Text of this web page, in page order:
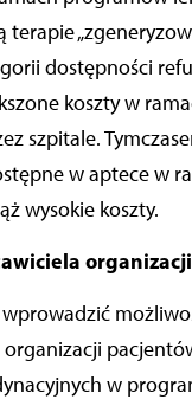
terapie
dostępności
koszty w
szpitale.
w aptece w
wysokie koszty.
w